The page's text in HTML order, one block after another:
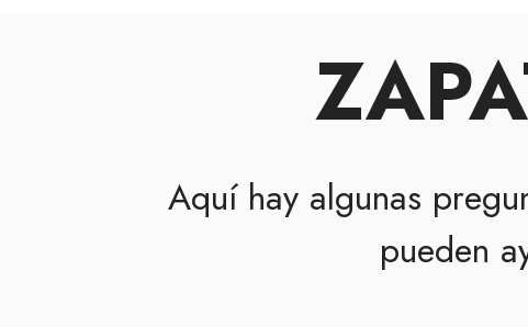
Aquí hay algunas
pueden